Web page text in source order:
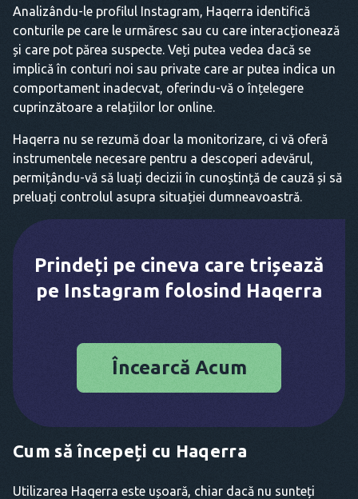
Analizându-le profilul Instagram, Haqerra identifică
conturile pe care le urmăresc sau cu care interacționează
și care pot părea suspecte. Veți putea vedea dacă se
implică în conturi noi sau private care ar putea indica un
comportament inadecvat, oferindu-vă o înțelegere
cuprinzătoare a relațiilor lor online.
Haqerra nu se rezumă doar la monitorizare, ci vă oferă
instrumentele necesare pentru a descoperi adevărul,
permițându-vă să luați decizii în cunoștință de cauză și să
preluați controlul asupra situației dumneavoastră.
Prindeți pe cineva care trișează
pe Instagram folosind Haqerra
Încearcă Acum
Cum să începeți cu Haqerra
Utilizarea Haqerra este ușoară, chiar dacă nu sunteți